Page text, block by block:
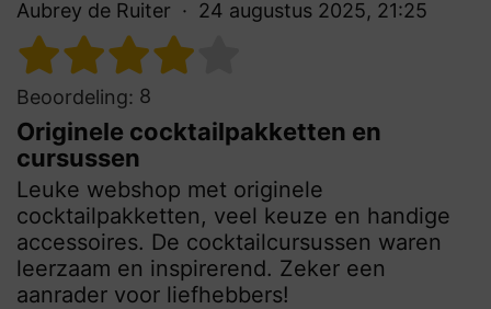
Aubrey de Ruiter 24 augustus 2025, 21:25
Beoordeling: 8
Originele cocktailpakketten en
cursussen
Leuke webshop met originele
cocktailpakketten, veel keuze en handige
accessoires. De cocktailcursussen waren
leerzaam en inspirerend. Zeker een
aanrader voor liefhebbers!